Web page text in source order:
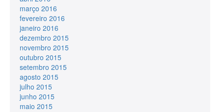
março 2016
fevereiro 2016
janeiro 2016
dezembro 2015
novembro 2015
outubro 2015
setembro 2015
agosto 2015
julho 2015
junho 2015
maio 2015